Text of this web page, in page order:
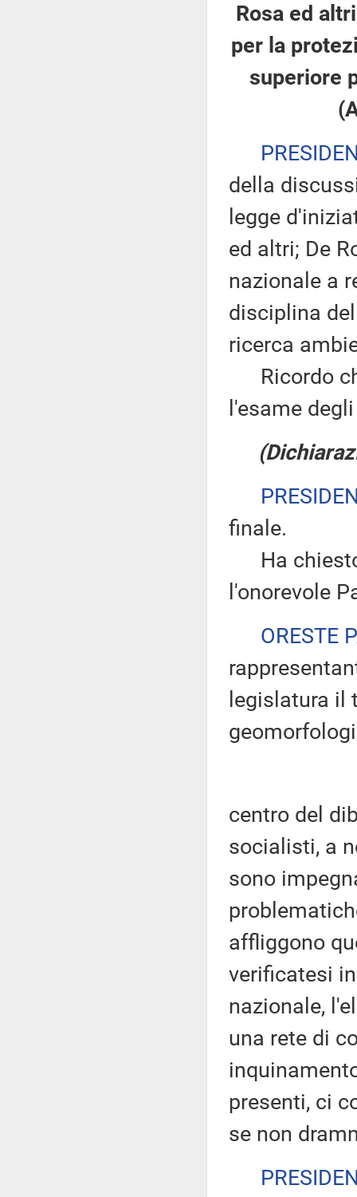
Rosa ed
per la
superiore
della
legge
ed altri; De
nazionale a
disciplina
ricerca
Ricordo
l'esame
finale.
Ha chiesto
l'onorevole
ORESTE
legislatura il
centro del
socialisti, a
sono
affliggono
verificatesi
nazionale,
una rete di
presenti, ci
se non